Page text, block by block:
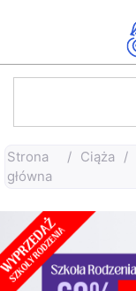
Strona
główna
/ Ciąża /